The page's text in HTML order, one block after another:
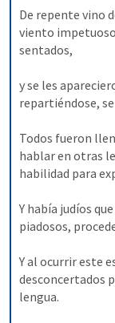
De repente vino
viento
sentados,
y se les
repartiéndose,
Todos fueron
hablar en otras
habilidad para
Y había judíos
piadosos,
Y al ocurrir este
desconcertados
lengua.